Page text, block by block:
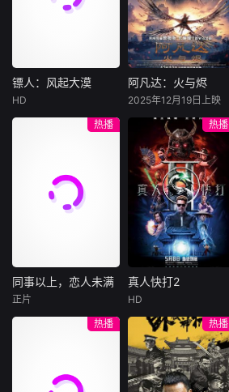
串
的传奇故事，让沉
总账姜心羽产生交
将国宝名画低价卖
给外国人，许雁真
仿造名画、偷天换
的夹缝间巧妙周
旋，共历险阻，破
解重重困境。
说，没想到自己有
一天会离奇死亡。
他留下的3000万
巨额遗产，让每个
人貌似都有犯罪动
机。警察毫无头绪
“不务正业”迈出牧
场，追查牧羊人“躺
平
镖人：风起大漠
族等多方势力盘根
错节、暗潮涌动。
“天字第二号逃犯”
安。不料，他们的
护送对象竟是“天字
郎……天下熙熙皆
杀接连上演……
镖人：风起大漠
HD
阿凡达：火与烬
佐伊·索尔达娜
西格妮·韦弗
影片聚焦杰克·萨利
与奈蒂莉一家的命
运起伏，在前作的
情感余波之上，深
刻描绘一个家族在
战火中如何成长、
并共同守护血脉相
连的情感纽带的历
程，从而将故事推
维度。此外，潘多
拉的全新领域也即
将揭晓
阿凡达：火与烬
2025年12月19日上映
热播
同事以上，恋人未满
公司 和戈德斯坦饰
同事以上，恋人未满
正片
热播
真人快打2
阿德莱恩·鲁道夫
杰西卡·麦克娜美
过气好莱坞演
员强尼·凯奇（卡尔·
真人快打2
HD
热播
热播